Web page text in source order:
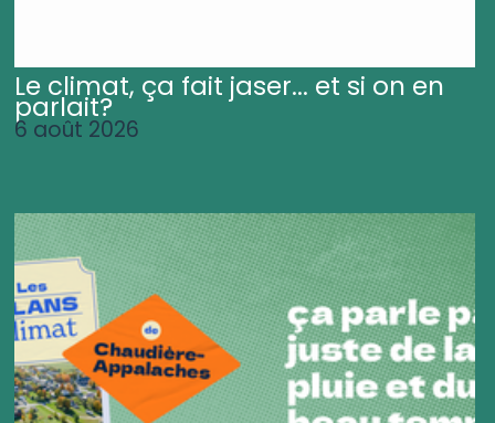
Le climat, ça fait jaser... et si on en
parlait?
6 août 2026